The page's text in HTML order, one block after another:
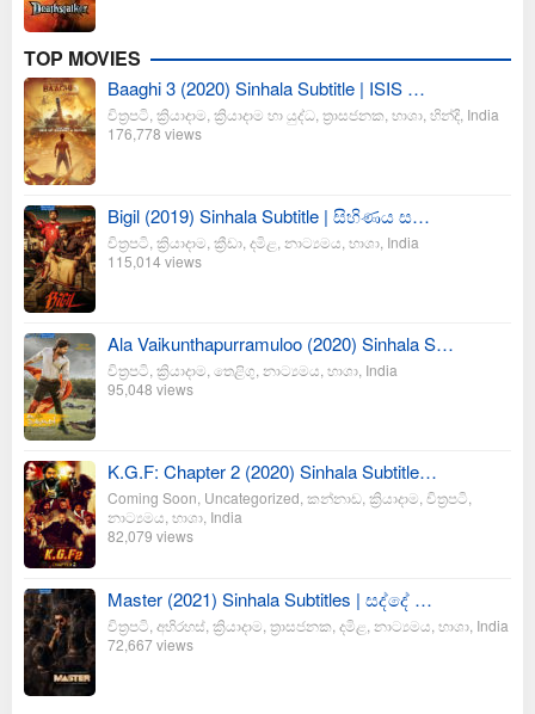
TOP MOVIES
Baaghi 3 (2020) Sinhala Subtitle | ISIS …
චිත්‍රපටි ක්‍රියාදාම ක්‍රියාදාම හා යුද්ධ ත්‍රාසජනක භාශා හින්දි India
176,778 views
Bigil (2019) Sinhala Subtitle | සිහිණය ස…
චිත්‍රපටි ක්‍රියාදාම ක්‍රීඩා දමිළ නාට්‍යමය භාශා India
115,014 views
Ala Vaikunthapurramuloo (2020) Sinhala S…
චිත්‍රපටි ක්‍රියාදාම තෙළිගු නාට්‍යමය භාශා India
95,048 views
K.G.F: Chapter 2 (2020) Sinhala Subtitle…
Coming Soon Uncategorized කන්නාඩ ක්‍රියාදාම චිත්‍රපටි
නාට්‍යමය භාශා India
82,079 views
Master (2021) Sinhala Subtitles | සද්දේ …
චිත්‍රපටි අභිරහස් ක්‍රියාදාම ත්‍රාසජනක දමිළ නාට්‍යමය භාශා India
72,667 views